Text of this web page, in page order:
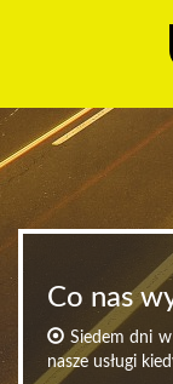
Co nas
Siedem dni
nasze usługi